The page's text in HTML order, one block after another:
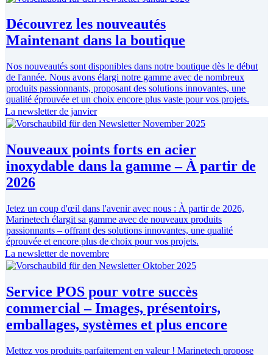
Découvrez les nouveautés
Maintenant dans la boutique
Nos nouveautés sont disponibles dans notre boutique dès le début
de l'année. Nous avons élargi notre gamme avec de nombreux
produits passionnants, proposant des solutions innovantes, une
qualité éprouvée et un choix encore plus vaste pour vos projets.
La newsletter de janvier
Nouveaux points forts en acier
inoxydable dans la gamme – À partir de
2026
Jetez un coup d'œil dans l'avenir avec nous : À partir de 2026,
Marinetech élargit sa gamme avec de nouveaux produits
passionnants – offrant des solutions innovantes, une qualité
éprouvée et encore plus de choix pour vos projets.
La newsletter de novembre
Service POS pour votre succès
commercial – Images, présentoirs,
emballages, systèmes et plus encore
Mettez vos produits parfaitement en valeur ! Marinetech propose